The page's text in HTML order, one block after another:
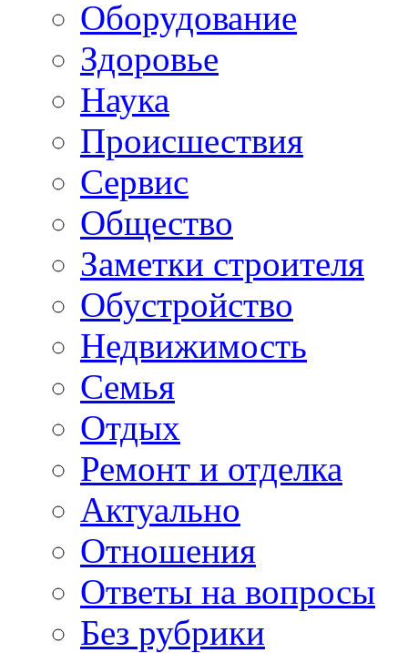
Oборудование
Здоровье
Наука
Происшествия
Сервис
Общество
Заметки строителя
Обустройство
Недвижимость
Семья
Отдых
Ремонт и отделка
Актуально
Отношения
Ответы на вопросы
Без рубрики